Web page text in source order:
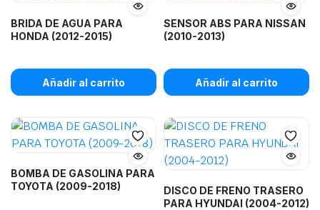
BRIDA DE AGUA PARA
HONDA (2012-2015)
Añadir al carrito
SENSOR ABS PARA NISSAN
(2010-2013)
Añadir al carrito
BOMBA DE GASOLINA PARA
TOYOTA (2009-2018)
DISCO DE FRENO TRASERO
PARA HYUNDAI (2004-2012)